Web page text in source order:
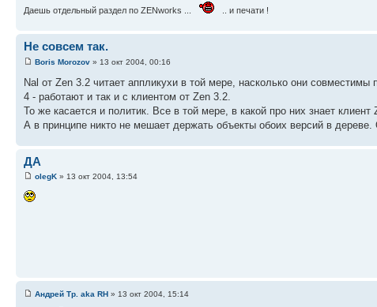
Даешь отдельный раздел по ZENworks ... .. и печати !
Не совсем так.
Boris Morozov » 13 окт 2004, 00:16
Nal от Zen 3.2 читает аппликухи в той мере, насколько они
4 - работают и так и с клиентом от Zen 3.2.
То же касается и политик. Все в той мере, в какой про них знает клиент
А в принципе никто не мешает держать объекты обоих версий в
ДА
olegK » 13 окт 2004, 13:54
Андрей Тр. aka RH » 13 окт 2004, 15:14